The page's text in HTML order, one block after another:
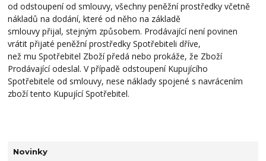
Novinky
od odstoupení od smlouvy, všechny peněžní prostředky včetně
nákladů na dodání, které od něho na základě
smlouvy přijal, stejným způsobem. Prodávající není povinen
vrátit přijaté peněžní prostředky Spotřebiteli dříve,
než mu Spotřebitel Zboží předá nebo prokáže, že Zboží
Prodávající odeslal. V případě odstoupení Kupujícího
Spotřebitele od smlouvy, nese náklady spojené s navrácením
zboží tento Kupující Spotřebitel.